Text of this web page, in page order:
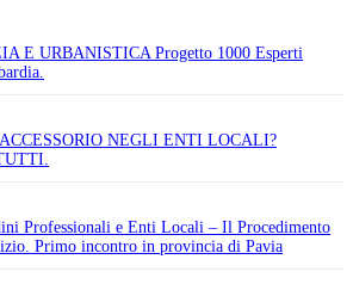
E URBANISTICA Progetto 1000 Esperti
NEGLI ENTI LOCALI?
Professionali e Enti Locali – Il Procedimento
Primo incontro in provincia di Pavia